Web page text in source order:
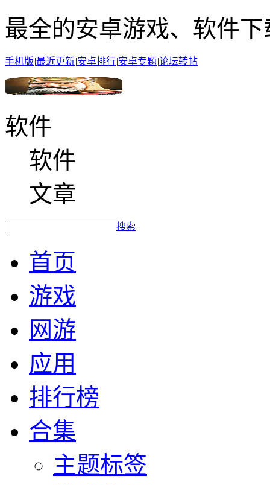
最全的安卓游戏、软件下
手机版|最近更新|安卓排行|安卓专题|论坛转帖
软件
软件
文章
搜索
首页
游戏
网游
应用
排行榜
合集
主题标签